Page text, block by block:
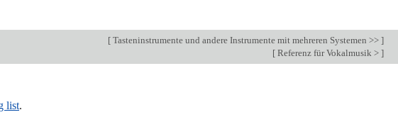
[ Tasteninstrumente und andere Instrumente mit mehreren Systemen >> ]
[ Referenz für Vokalmusik > ]
list.